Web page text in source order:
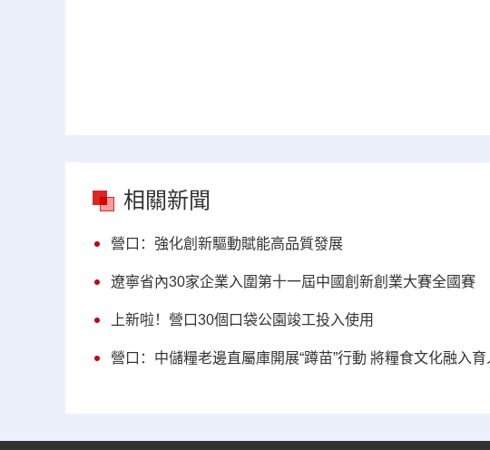
相關新聞
營口：強化創新驅動賦能高品質發展
遼寧省內30家企業入圍第十一屆中國創新創業大賽全國賽
上新啦！營口30個口袋公園竣工投入使用
營口：中儲糧老邊直屬庫開展“蹲苗”行動 將糧食文化融入育